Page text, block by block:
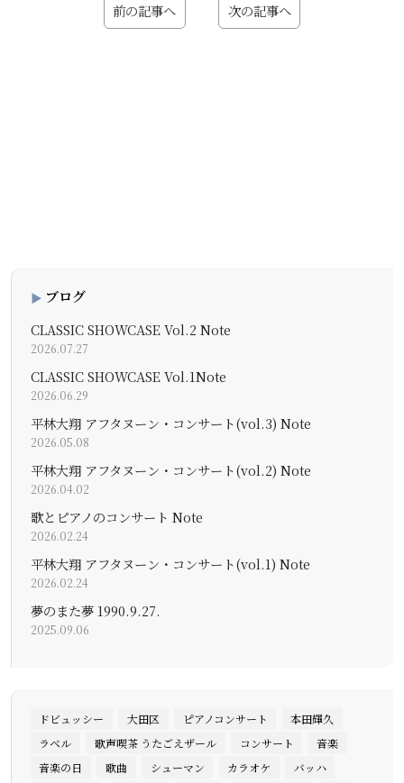
前の記事へ 次の記事へ
ブログ
CLASSIC SHOWCASE Vol.2 Note
2026.07.27
CLASSIC SHOWCASE Vol.1Note
2026.06.29
平林大翔 アフタヌーン・コンサート(vol.3) Note
2026.05.08
平林大翔 アフタヌーン・コンサート(vol.2) Note
2026.04.02
歌とピアノのコンサート Note
2026.02.24
平林大翔 アフタヌーン・コンサート(vol.1) Note
2026.02.24
夢のまた夢 1990.9.27.
2025.09.06
ドビュッシー 大田区 ピアノコンサート
本田輝久
ラベル
歌声喫茶 うたごえザール コンサート
音楽
音楽の日
歌曲 シューマン カラオケ
バッハ